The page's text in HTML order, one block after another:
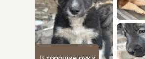
В хорошие руки